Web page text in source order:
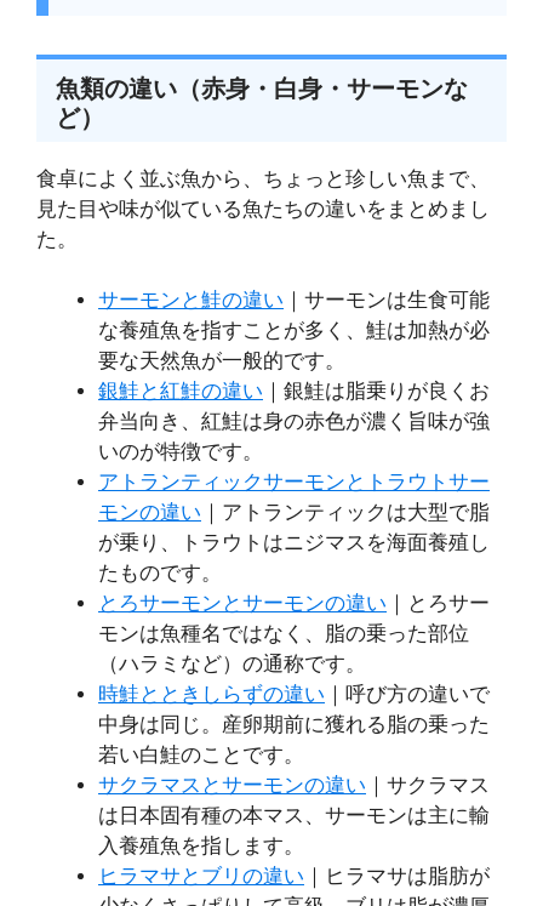
魚類の違い（赤身・白身・サーモンな
ど）
食卓によく並ぶ魚から、ちょっと珍しい魚まで、
見た目や味が似ている魚たちの違いをまとめまし
た。
サーモンと鮭の違い ｜サーモンは生食可能
な養殖魚を指すことが多く、鮭は加熱が必
要な天然魚が一般的です。
銀鮭と紅鮭の違い ｜銀鮭は脂乗りが良くお
弁当向き、紅鮭は身の赤色が濃く旨味が強
いのが特徴です。
アトランティックサーモンとトラウトサー
モンの違い ｜アトランティックは大型で脂
が乗り、トラウトはニジマスを海面養殖し
たものです。
とろサーモンとサーモンの違い ｜とろサー
モンは魚種名ではなく、脂の乗った部位
（ハラミなど）の通称です。
時鮭とときしらずの違い ｜呼び方の違いで
中身は同じ。産卵期前に獲れる脂の乗った
若い白鮭のことです。
サクラマスとサーモンの違い ｜サクラマス
は日本固有種の本マス、サーモンは主に輸
入養殖魚を指します。
ヒラマサとブリの違い ｜ヒラマサは脂肪が